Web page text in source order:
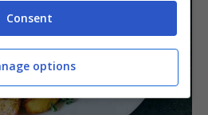
Consent
options